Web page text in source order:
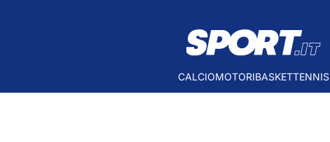
CALCIOMOTORIBASKETTENNIS